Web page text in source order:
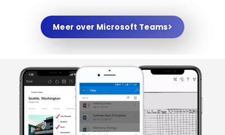
Meer over Microsoft Teams